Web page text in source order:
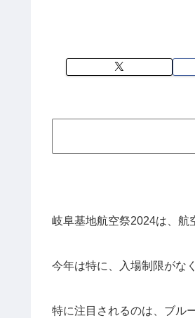
岐阜基地航空祭2024は、航
今年は特に、入場制限がな
特に注目されるのは、ブル